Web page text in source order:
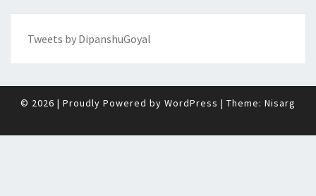
Tweets by DipanshuGoyal
© 2026 | Proudly Powered by WordPress | Theme: Nisarg